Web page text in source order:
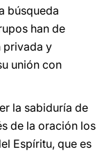
búsqueda
han de
privada y
unión con
la sabiduría de
de la oración los
Espíritu, que es